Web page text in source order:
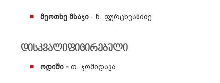
მეოთხე მსაჯი - ნ. ფურცხვანიძე
დისკვალიფიცირებული
ოდიში - თ. ჯომიდავა